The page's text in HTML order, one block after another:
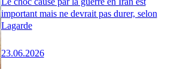
important mais ne devrait pas durer, selon
Lagarde
23.06.2026